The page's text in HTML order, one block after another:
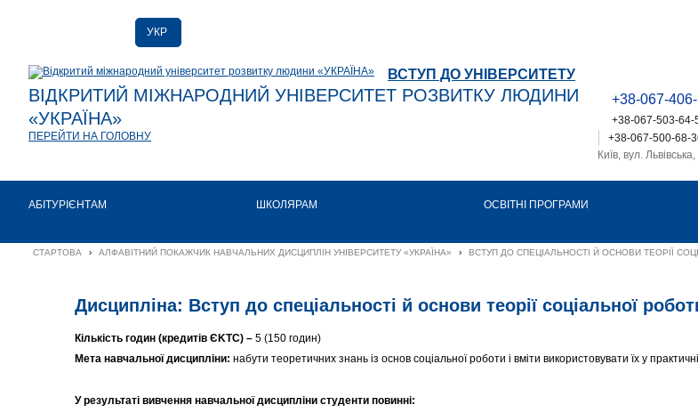
УКР
ENG
ВСТУП ДО УНІВЕРСИТЕТУ
ВІДКРИТИЙ МІЖНАРОДНИЙ УНІВЕРСИТЕТ РОЗВИТКУ ЛЮДИНИ
«УКРАЇНА»
ПЕРЕЙТИ НА ГОЛОВНУ
+38-067-
+38-067-503-64-
+38-067-500-68-
Київ, вул.
АБІТУРІЄНТАМ ШКОЛЯРАМ ОСВІТНІ ПРОГРАМИ
СТАРТОВА › АЛФАВІТНИЙ ПОКАЖЧИК НАВЧАЛЬНИХ ДИСЦИПЛІН УНІВЕРСИТЕТУ «УКРАЇНА» › ВСТУП ДО СПЕЦІАЛЬНОСТІ Й ОСНОВИ ТЕОРІЇ
Дисципліна: Вступ до спеціальності й основи теорії соціальної
Кількість годин (кредитів Є KTC) – 5 (150 годин)
Мета навчальної дисципліни: набути теоретичних знань із основ соціальної роботи і вміти використовувати їх у
Урезультаті вивчення навчальної дисципліни студенти повинні: